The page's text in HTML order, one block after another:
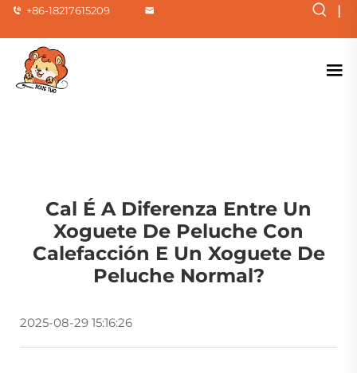
+86-18217615209 |
Cal É A Diferenza Entre Un
Xoguete De Peluche Con
Calefacción E Un Xoguete De
Peluche Normal?
2025-08-29 15:16:26